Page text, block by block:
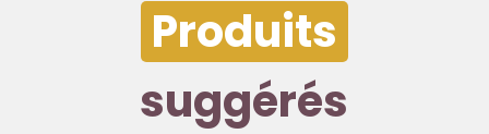
Produits
suggérés